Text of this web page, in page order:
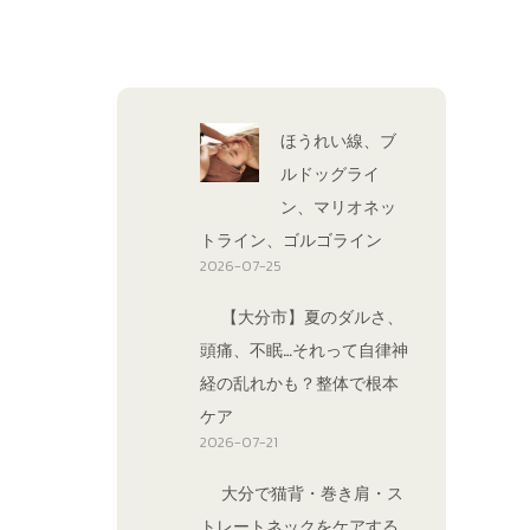
ほうれい線、ブ
ルドッグライ
ン、マリオネッ
トライン、ゴルゴライン
2026-07-25
【大分市】夏のダルさ、
頭痛、不眠…それって自律神
経の乱れかも？整体で根本
ケア
2026-07-21
大分で猫背・巻き肩・ス